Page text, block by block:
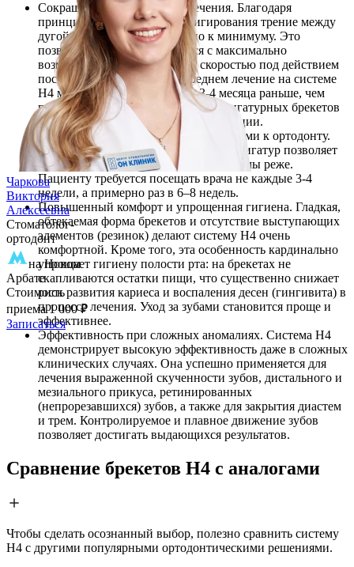
Чаркова
Виктория
Алексеевна
Стоматолог-
ортодонт
на Новом
Арбате
Стоимость
приема 1 000 ₽
Записаться
Сокращение общих сроков лечения. Благодаря
принципу пассивного самолигирования трение между
дугой и пазом брекета сведено к минимуму. Это
позволяет зубам перемещаться с максимально
возможной физиологической скоростью под действием
постоянных легких сил. В среднем лечение на системе
H4 может быть завершено на 3-4 месяца раньше, чем
при использовании классических лигатурных брекетов
при аналогичной клинической ситуации.
Увеличение интервалов между визитами к ортодонту.
Отсутствие необходимости в замене лигатур позволяет
проводить плановые активации системы реже.
Пациенту требуется посещать врача не каждые 3-4
недели, а примерно раз в 6–8 недель.
Повышенный комфорт и упрощенная гигиена. Гладкая,
обтекаемая форма брекетов и отсутствие выступающих
элементов (резинок) делают систему H4 очень
комфортной. Кроме того, эта особенность кардинально
упрощает гигиену полости рта: на брекетах не
скапливаются остатки пищи, что существенно снижает
риск развития кариеса и воспаления десен (гингивита) в
процессе лечения. Уход за зубами становится проще и
эффективнее.
Эффективность при сложных аномалиях. Система H4
демонстрирует высокую эффективность даже в сложных
клинических случаях. Она успешно применяется для
лечения выраженной скученности зубов, дистального и
мезиального прикуса, ретинированных
(непрорезавшихся) зубов, а также для закрытия диастем
и трем. Контролируемое и плавное движение зубов
позволяет достигать выдающихся результатов.
Сравнение брекетов H4 с аналогами
Чтобы сделать осознанный выбор, полезно сравнить систему
H4 с другими популярными ортодонтическими решениями.